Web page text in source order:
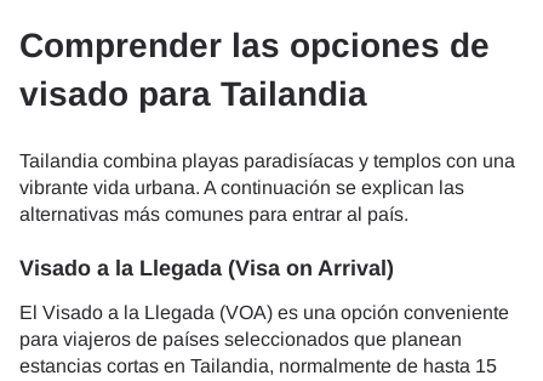
Comprender las opciones de
visado para Tailandia
Tailandia combina playas paradisíacas y templos con una
vibrante vida urbana. A continuación se explican las
alternativas más comunes para entrar al país.
Visado a la Llegada (Visa on Arrival)
El Visado a la Llegada (VOA) es una opción conveniente
para viajeros de países seleccionados que planean
estancias cortas en Tailandia, normalmente de hasta 15